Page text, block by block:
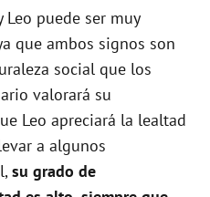
puede ser muy
que ambos signos son
social que los
valorará su
Leo apreciará la lealtad
a algunos
su grado de